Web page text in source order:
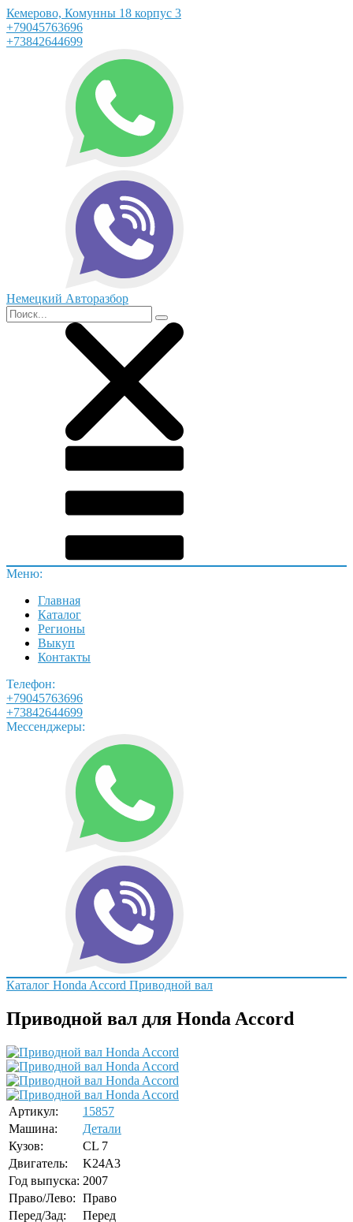
Кемерово, Комунны 18 корпус 3
+79045763696
+73842644699
Немецкий Авторазбор
Меню:
Главная
Каталог
Регионы
Выкуп
Контакты
Телефон:
+79045763696
+73842644699
Мессенджеры:
Каталог Honda Accord Приводной вал
Приводной вал для Honda Accord
Артикул:
15857
Машина:
Детали
Кузов:
CL 7
Двигатель:
K24A3
Год выпуска: 2007
Право/Лево: Право
Перед/Зад:
Перед